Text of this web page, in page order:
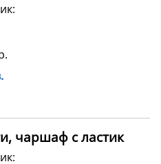
чаршаф с ластик